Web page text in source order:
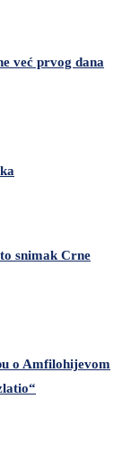
već prvog dana
snimak Crne
o Amfilohijevom